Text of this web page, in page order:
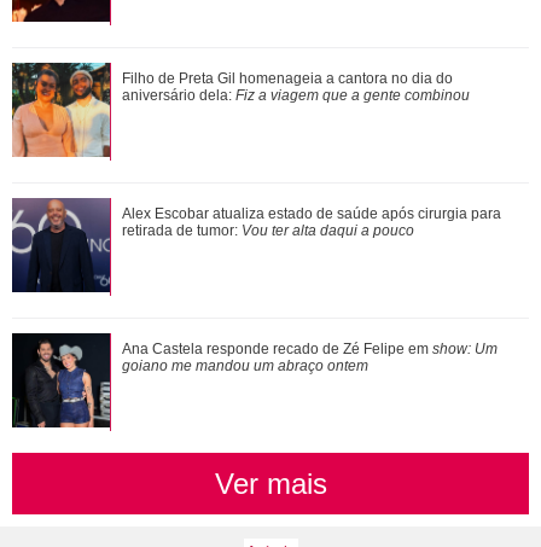
Alex Escobar atualiza estado de saúde após cirurgia para
retirada de tumor: Vou ter alta da...
Mãe de Virginia Fonseca exibe tatuagem íntima em fotos de
biquíni
Loira, morena, platinada... Relembre alguns dos cabelos
que Ariana Grande já teve
Filho de Preta Gil homenageia a cantora no dia do
aniversário dela: Fiz a viagem que a gente combinou
Alex Escobar atualiza estado de saúde após cirurgia para
retirada de tumor: Vou ter alta daqui a pouco
Ana Castela responde recado de Zé Felipe em show: Um
goiano me mandou um abraço ontem
Ver mais